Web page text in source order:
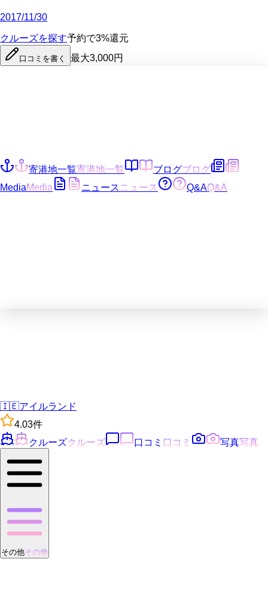
2017/11/30
クルーズを探す予約で3%還元
口コミを書く 最大3,000円
寄港地一覧寄港地一覧 ブログブログ
MediaMedia ニュース ニュース Q&AQ&A
🇮🇪アイルランド
4.03件
クルーズクルーズ 口コミ 口コミ 写真写真
その他その他